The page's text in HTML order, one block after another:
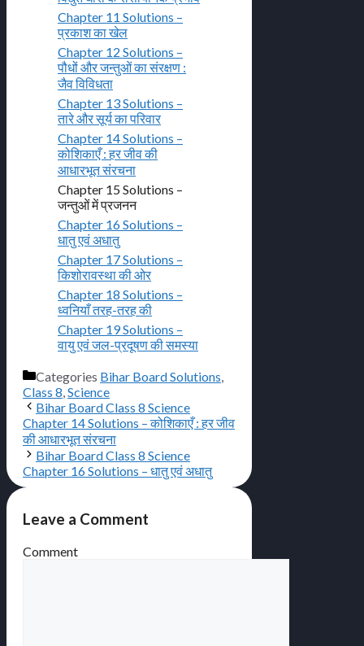
Chapter 11 Solutions –
प्रकाश का खेल
Chapter 12 Solutions –
पौधों और जन्तुओं का संरक्षण :
जैव विविधता
Chapter 13 Solutions –
तारे और सूर्य का परिवार
Chapter 14 Solutions –
कोशिकाएँ : हर जीव की
आधारभूत संरचना
Chapter 15 Solutions –
जन्तुओं में प्रजनन
Chapter 16 Solutions –
धातु एवं अधातु
Chapter 17 Solutions –
किशोरावस्था की ओर
Chapter 18 Solutions –
ध्वनियाँ तरह-तरह की
Chapter 19 Solutions –
वायु एवं जल-प्रदूषण की समस्या
Categories Bihar Board Solutions
Class 8 Science
Bihar Board Class 8 Science
Chapter 14 Solutions – कोशिकाएँ : हर जीव
की आधारभूत संरचना
Bihar Board Class 8 Science
Chapter 16 Solutions – धातु एवं अधातु
Leave a Comment
Comment